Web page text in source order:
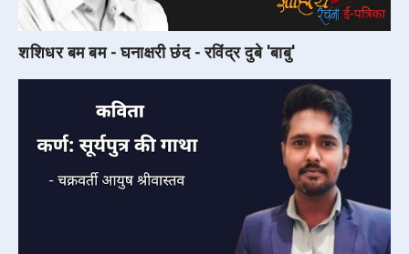
शशिधर बम बम - घनाक्षरी छंद - रविंद्र दुबे 'बाबु'